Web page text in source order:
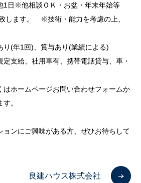
1日※他相談ＯＫ・お盆・年末年始等
します。 ※技術・能力を考慮の上、
り(年1回)、賞与あり(業績による)
支給、社用車有、携帯電話貸与、車・
はホームページお問い合わせフォームか
。
ョンにご興味がある方、ぜひお待ちして
良建ハウス株式会社